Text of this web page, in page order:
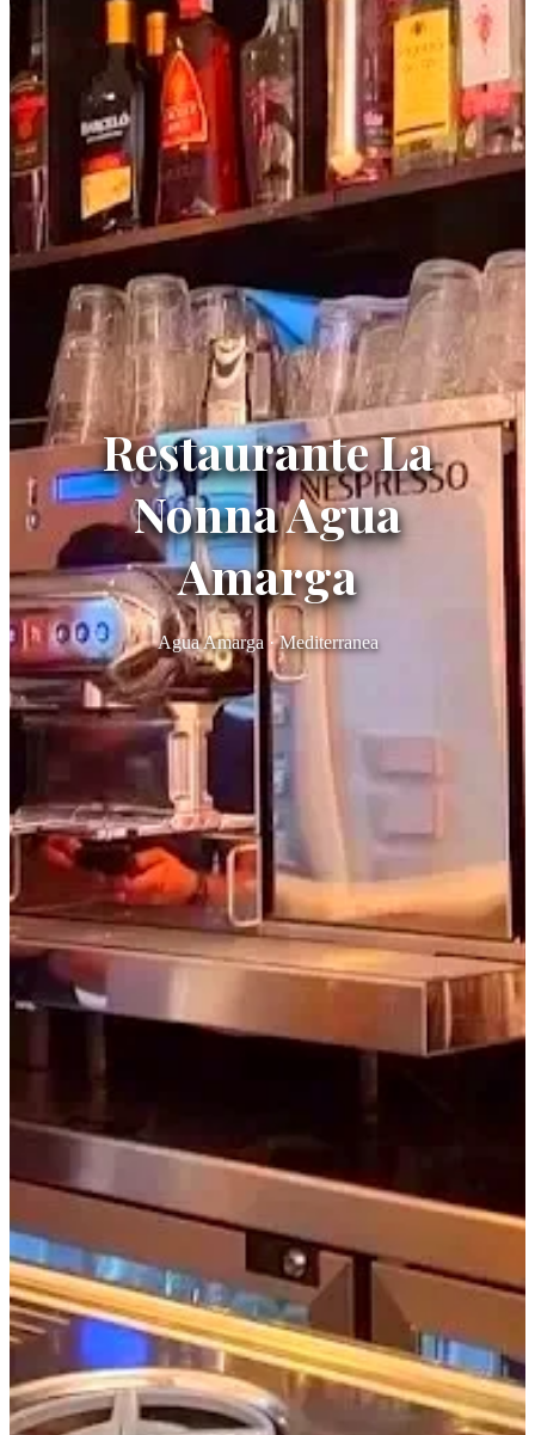
Restaurante La
Nonna Agua
Amarga
Agua Amarga · Mediterranea